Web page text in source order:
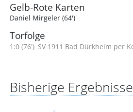
Gelb-Rote Karten
Daniel Mirgeler (64')
Torfolge
1:0 (76') SV 1911 Bad Dürkheim per
Bisherige Ergebnisse